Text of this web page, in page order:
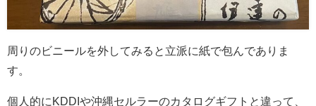
周りのビニールを外してみると立派に紙で包んでありま
す。
個人的にKDDIや沖縄セルラーのカタログギフトと違って、